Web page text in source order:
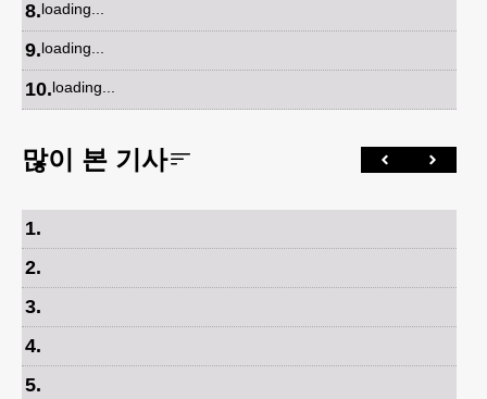
8.loading...
9.loading...
10.loading...
많이 본 기사
1.
2.
3.
4.
5.